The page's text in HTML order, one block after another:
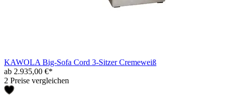
KAWOLA Big-Sofa Cord 3-Sitzer Cremeweiß
ab 2.935,00 €*
2 Preise vergleichen